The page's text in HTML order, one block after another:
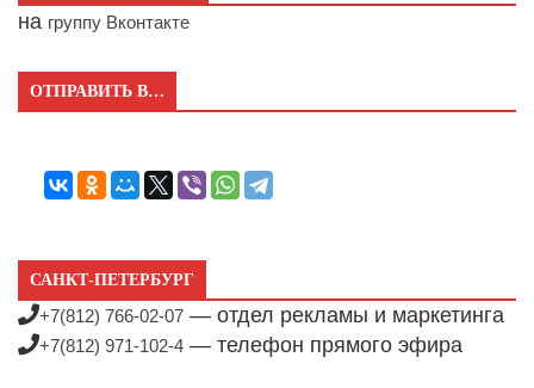
на группу Вконтакте
ОТПРАВИТЬ В…
САНКТ-ПЕТЕРБУРГ
+7(812) 766-02-07 — отдел рекламы и маркетинга
+7(812) 971-102-4 — телефон прямого эфира